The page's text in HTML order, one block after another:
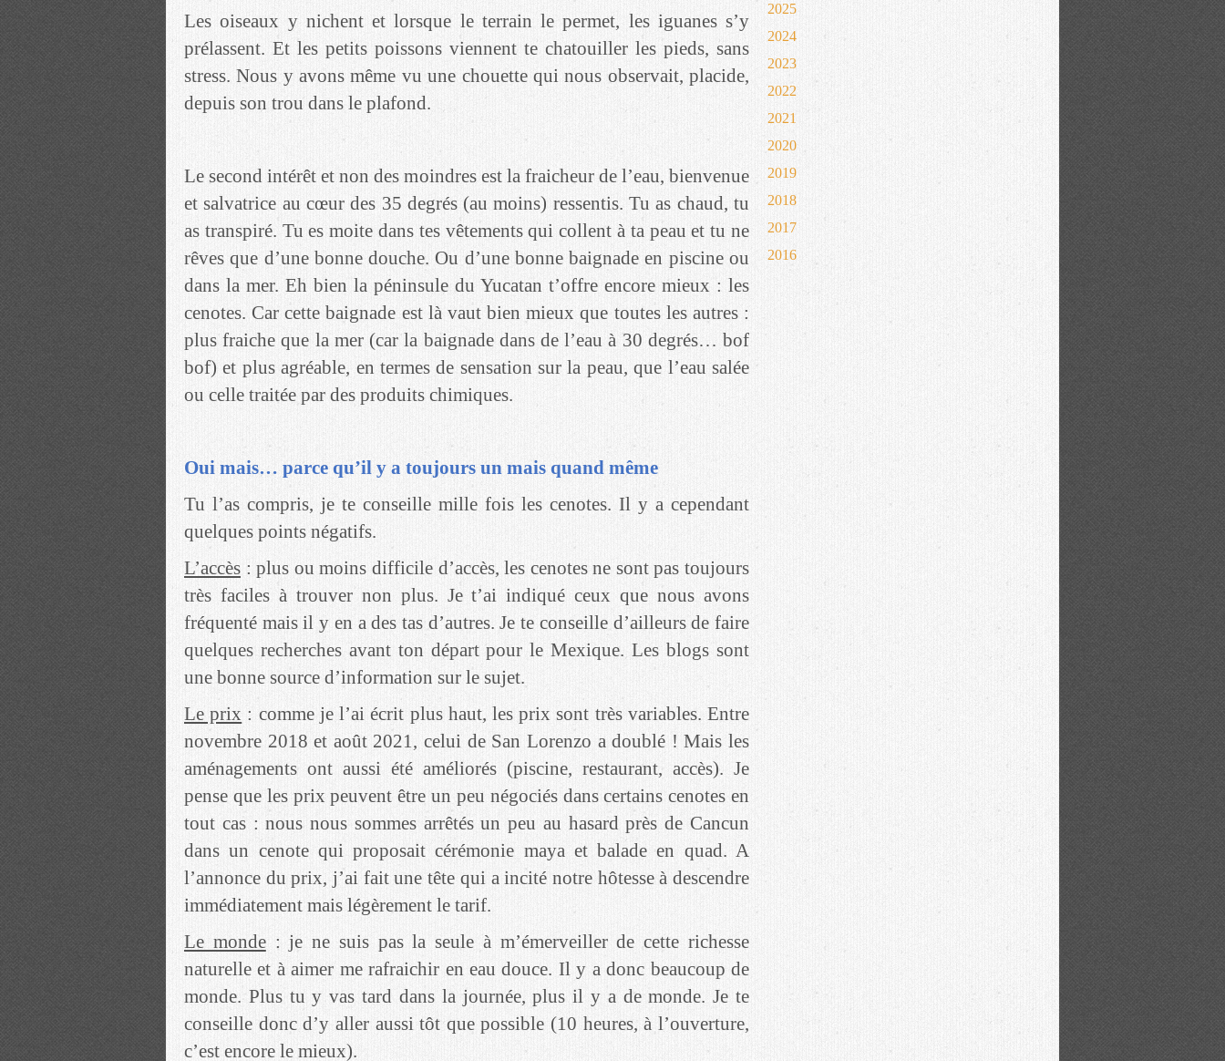
Les oiseaux y nichent et lorsque le terrain le permet, les iguanes s’y
prélassent. Et les petits poissons viennent te chatouiller les pieds, sans
stress. Nous y avons même vu une chouette qui nous observait, placide,
depuis son trou dans le plafond.
Le second intérêt et non des moindres est la fraicheur de l’eau, bienvenue
et salvatrice au cœur des 35 degrés (au moins) ressentis. Tu as chaud, tu
as transpiré. Tu es moite dans tes vêtements qui collent à ta peau et tu ne
rêves que d’une bonne douche. Ou d’une bonne baignade en piscine ou
dans la mer. Eh bien la péninsule du Yucatan t’offre encore mieux : les
cenotes. Car cette baignade est là vaut bien mieux que toutes les autres :
plus fraiche que la mer (car la baignade dans de l’eau à 30 degrés… bof
bof) et plus agréable, en termes de sensation sur la peau, que l’eau salée
ou celle traitée par des produits chimiques.
Oui mais… parce qu’il y a toujours un mais quand même
Tu l’as compris, je te conseille mille fois les cenotes. Il y a cependant
quelques points négatifs.
L’accès : plus ou moins difficile d’accès, les cenotes ne sont pas toujours
très faciles à trouver non plus. Je t’ai indiqué ceux que nous avons
fréquenté mais il y en a des tas d’autres. Je te conseille d’ailleurs de faire
quelques recherches avant ton départ pour le Mexique. Les blogs sont
une bonne source d’information sur le sujet.
Le prix : comme je l’ai écrit plus haut, les prix sont très variables. Entre
novembre 2018 et août 2021, celui de San Lorenzo a doublé ! Mais les
aménagements ont aussi été améliorés (piscine, restaurant, accès). Je
pense que les prix peuvent être un peu négociés dans certains cenotes en
tout cas : nous nous sommes arrêtés un peu au hasard près de Cancun
dans un cenote qui proposait cérémonie maya et balade en quad. A
l’annonce du prix, j’ai fait une tête qui a incité notre hôtesse à descendre
immédiatement mais légèrement le tarif.
Le monde: je ne suis pas la seule à m’émerveiller de cette richesse
naturelle et à aimer me rafraichir en eau douce. Il y a donc beaucoup de
monde. Plus tu y vas tard dans la journée, plus il y a de monde. Je te
conseille donc d’y aller aussi tôt que possible (10 heures, à l’ouverture,
c’est encore le mieux).
2025
2024
2023
2022
2021
2020
2019
2018
2017
2016